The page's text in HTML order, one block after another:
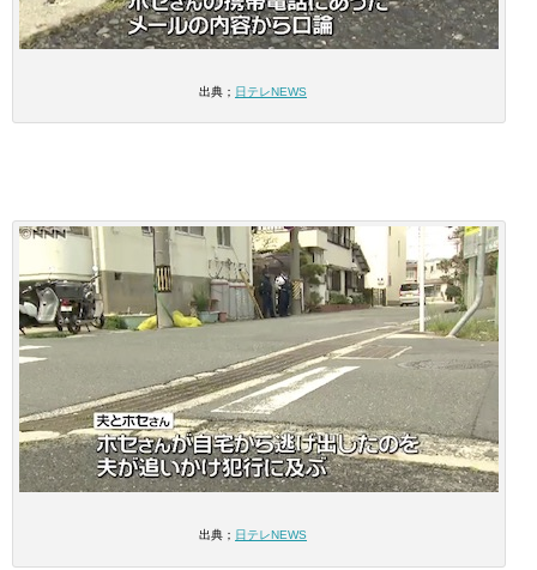
出典； 日テレNEWS
出典； 日テレNEWS